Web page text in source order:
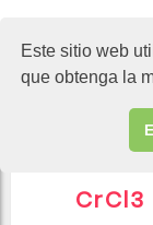
Este sitio web
que obtenga la
▷
CrCl3